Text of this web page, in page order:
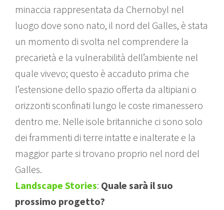
minaccia rappresentata da Chernobyl nel
luogo dove sono nato, il nord del Galles, è stata
un momento di svolta nel comprendere la
precarietà e la vulnerabilità dell’ambiente nel
quale vivevo; questo è accaduto prima che
l’estensione dello spazio offerta da altipiani o
orizzonti sconfinati lungo le coste rimanessero
dentro me. Nelle isole britanniche ci sono solo
dei frammenti di terre intatte e inalterate e la
maggior parte si trovano proprio nel nord del
Galles.
Landscape Stories: Quale sarà il suo
prossimo progetto?